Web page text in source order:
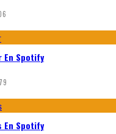
En Spotify
En Spotify